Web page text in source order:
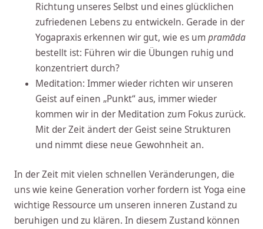
Richtung unseres Selbst und eines glücklichen
zufriedenen Lebens zu entwickeln. Gerade in der
Yogapraxis erkennen wir gut, wie es umpramāda
bestellt ist: Führen wir die Übungen ruhig und
konzentriert durch?
Meditation: Immer wieder richten wir unseren
Geist auf einen „Punkt“ aus, immer wieder
kommen wir in der Meditation zum Fokus zurück.
Mit der Zeit ändert der Geist seine Strukturen
und nimmt diese neue Gewohnheit an.
In der Zeit mit vielen schnellen Veränderungen, die
uns wie keine Generation vorher fordern ist Yoga eine
wichtige Ressource um unseren inneren Zustand zu
beruhigen und zu klären. In diesem Zustand können